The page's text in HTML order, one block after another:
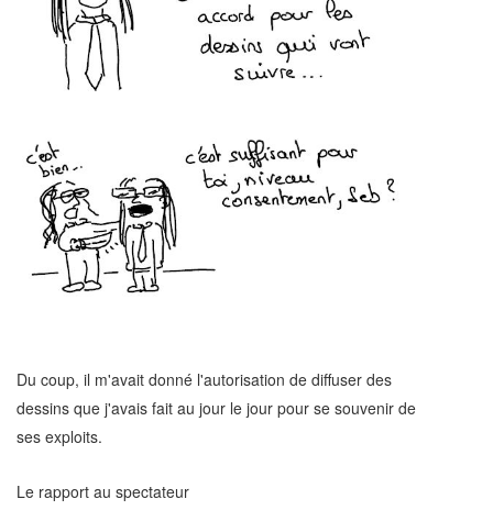
Du coup, il m'avait donné l'autorisation de diffuser des
dessins que j'avais fait au jour le jour pour se souvenir de
ses exploits.
Le rapport au spectateur